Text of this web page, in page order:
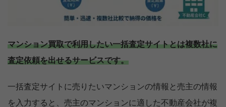
マンション買取で利用したい一括査定サイトとは複数社に
査定依頼を出せるサービスです。
一括査定サイトに売りたいマンションの情報と売主の情報
を入力すると、売主のマンションに適した不動産会社が複